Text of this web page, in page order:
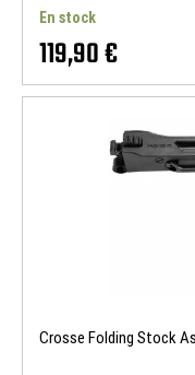
En stock
119,90 €
Crosse Folding Stock